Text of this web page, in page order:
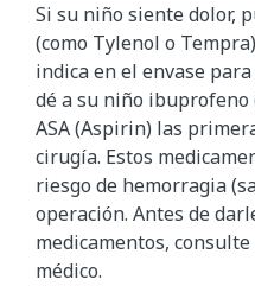
Si su niño siente dolor,
(como Tylenol o
indica en el envase
dé a su niño
ASA (Aspirin) las
cirugía. Estos
riesgo de hemorragia
operación. Antes de
medicamentos,
médico.